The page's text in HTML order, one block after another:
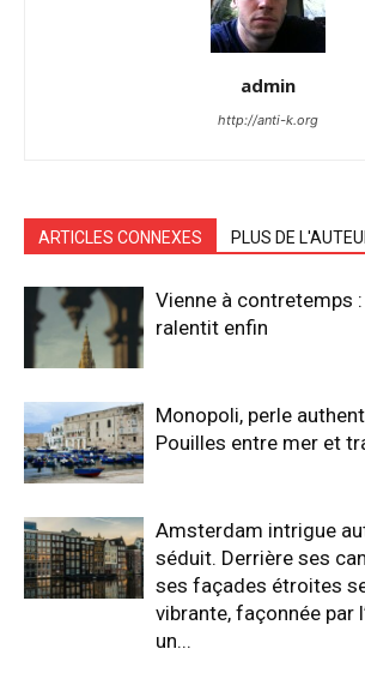
admin
http://anti-k.org
ARTICLES CONNEXES PLUS DE
Vienne à contretemps :
ralentit enfin
Monopoli, perle
Pouilles entre mer et
Amsterdam intrigue
séduit. Derrière ses
ses façades étroites
vibrante, façonnée par
un...